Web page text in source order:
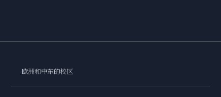
欧洲和中东的校区